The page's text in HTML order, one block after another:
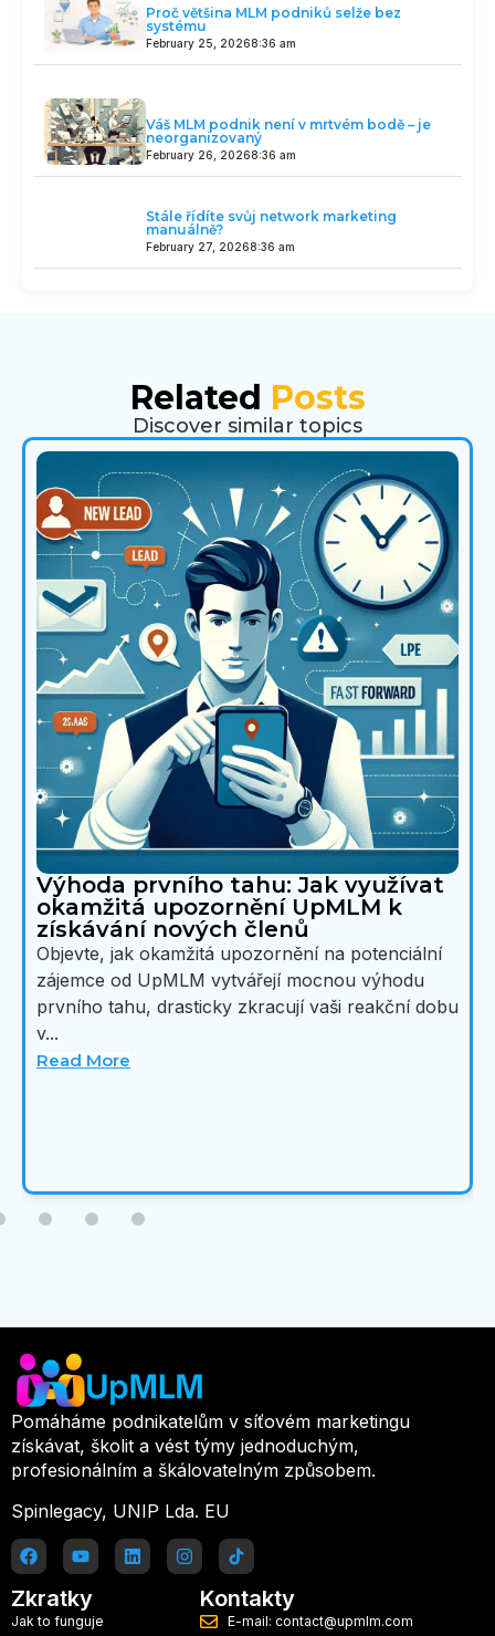
February 25, 20268:36 am
Proč většina MLM podniků selže bez
systému
February 26, 20268:36 am
Váš MLM podnik není v mrtvém bodě – je
neorganizovaný
February 27, 20268:36 am
Stále řídíte svůj network marketing
manuálně?
Related Posts
Discover similar topics
Výhoda prvního tahu: Jak využívat
okamžitá upozornění UpMLM k
získávání nových členů
Objevte, jak okamžitá upozornění na potenciální
zájemce od UpMLM vytvářejí mocnou výhodu
prvního tahu, drasticky zkracují vaši reakční dobu
v...
Read More
Pomáháme podnikatelům v síťovém marketingu
získávat, školit a vést týmy jednoduchým,
profesionálním a škálovatelným způsobem.
Spinlegacy, UNIP Lda. EU
Zkratky
Jak to funguje
Kontakty
E-mail: contact@upmlm.com